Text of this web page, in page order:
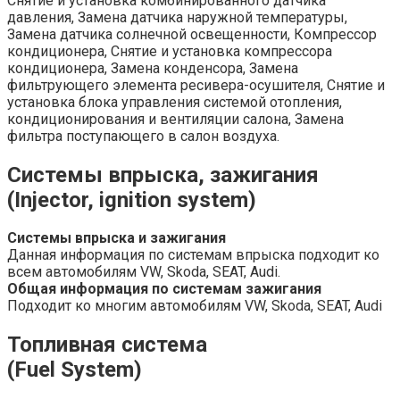
давления, Замена датчика наружной температуры,
Замена датчика солнечной освещенности, Компрессор
кондиционера, Снятие и установка компрессора
кондиционера, Замена конденсора, Замена
фильтрующего элемента ресивера-осушителя, Снятие и
установка блока управления системой отопления,
кондиционирования и вентиляции салона, Замена
фильтра поступающего в салон воздуха.
Системы впрыска, зажигания
(Injector, ignition system)
Системы впрыска и зажигания
Данная информация по системам впрыска подходит ко
всем автомобилям VW, Skoda, SEAT, Audi.
Общая информация по системам зажигания
Подходит ко многим автомобилям VW, Skoda, SEAT, Audi
Топливная система
(Fuel System)